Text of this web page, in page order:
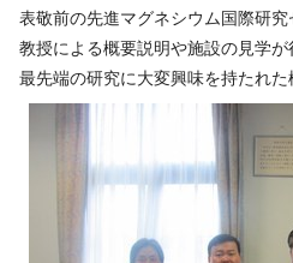
表敬前の先進マグネシウム国際研
教授による概要説明や施設の見学
最先端の研究に大変興味を持たれた